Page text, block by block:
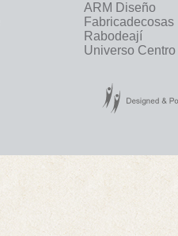
ARM Diseño
Fabricadecosas
Rabodeají
Universo Centro